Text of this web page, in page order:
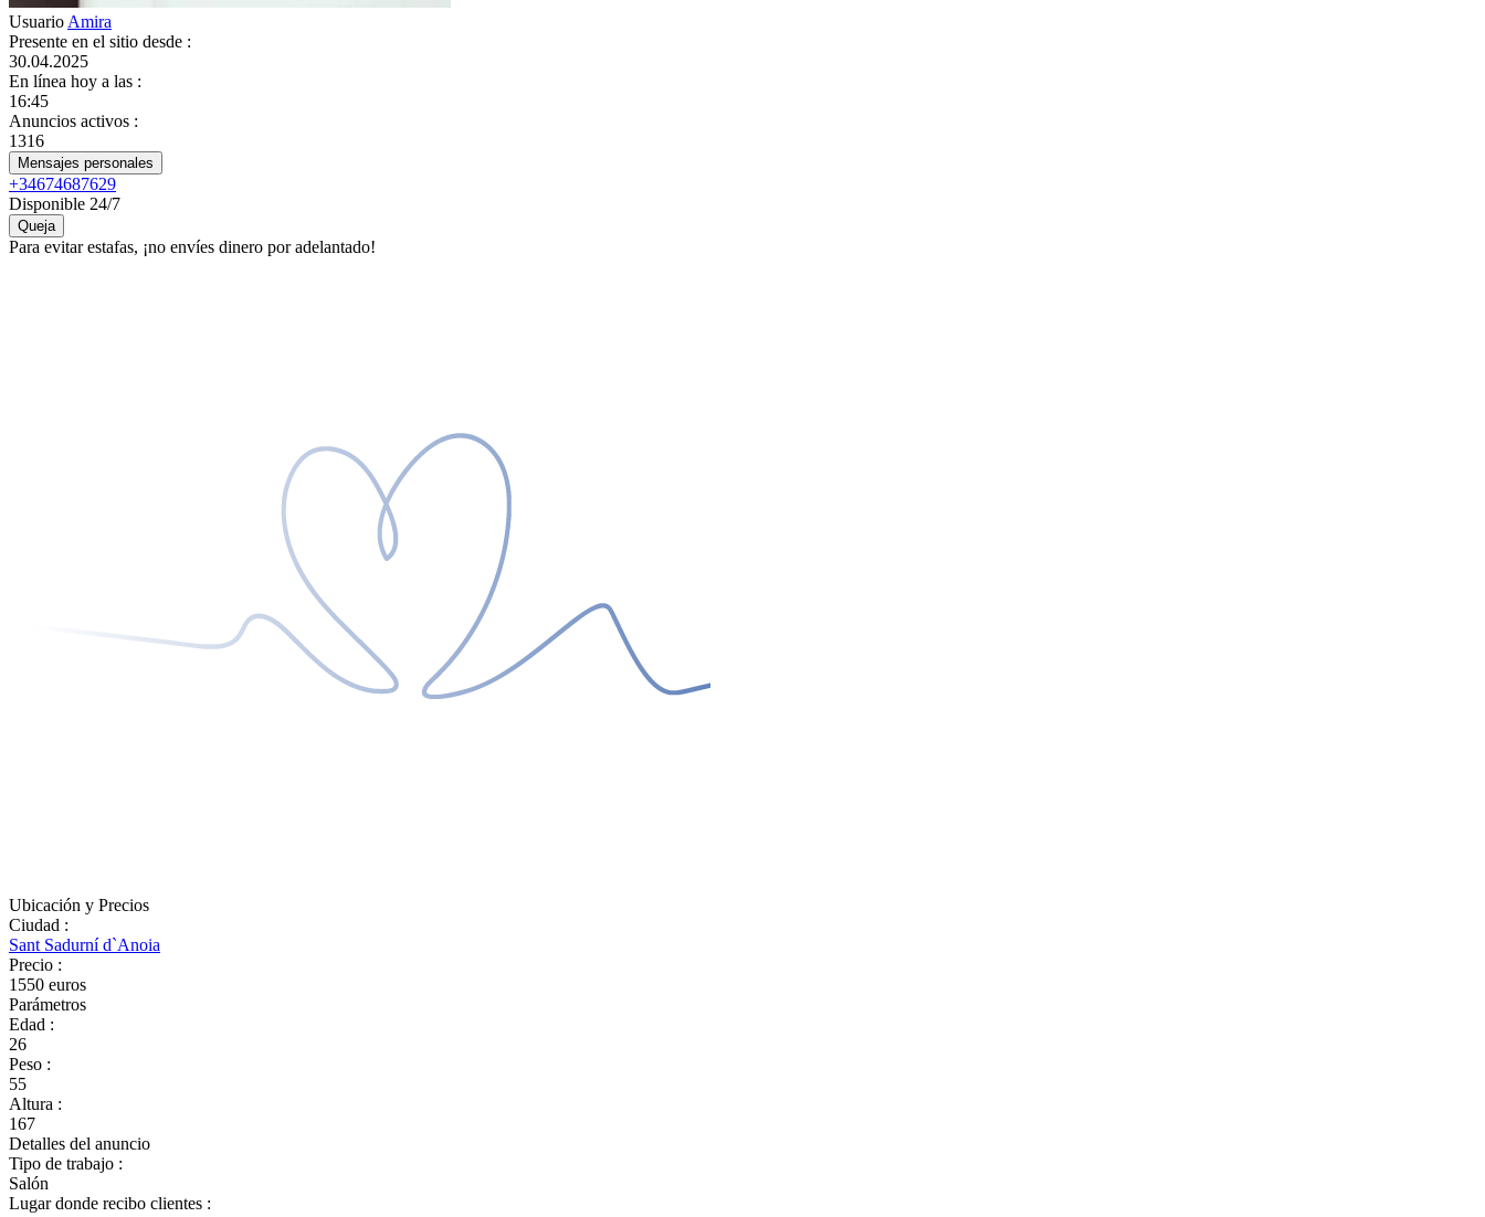
Usuario Amira
Presente en el sitio desde :
30.04.2025
En línea hoy a las :
16:45
Anuncios activos :
1316
Mensajes personales
+34674687629
Disponible 24/7
Queja
Para evitar estafas, ¡no envíes dinero por adelantado!
Ubicación y Precios
Ciudad :
Sant Sadurní d`Anoia
Precio :
1550 euros
Parámetros
Edad :
26
Peso :
55
Altura :
167
Detalles del anuncio
Tipo de trabajo :
Salón
Lugar donde recibo clientes :